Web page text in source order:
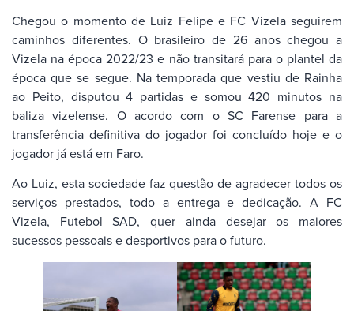
Chegou o momento de Luiz Felipe e FC Vizela seguirem
caminhos diferentes. O brasileiro de 26 anos chegou a
Vizela na época 2022/23 e não transitará para o plantel da
época que se segue. Na temporada que vestiu de Rainha
ao Peito, disputou 4 partidas e somou 420 minutos na
baliza vizelense. O acordo com o SC Farense para a
transferência definitiva do jogador foi concluído hoje e o
jogador já está em Faro.
Ao Luiz, esta sociedade faz questão de agradecer todos os
serviços prestados, todo a entrega e dedicação. A FC
Vizela, Futebol SAD, quer ainda desejar os maiores
sucessos pessoais e desportivos para o futuro.